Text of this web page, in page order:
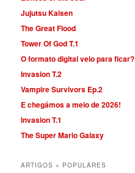
Jujutsu Kaisen
The Great Flood
Tower Of God T.1
O formato digital veio para ficar?
Invasion T.2
Vampire Survivors Ep.2
E chegámos a meio de 2026!
Invasion T.1
The Super Mario Galaxy
ARTIGOS + POPULARES